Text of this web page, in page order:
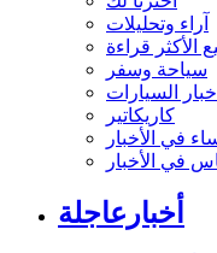
آراء وتحليلات
الأكثر قراءة
سياحة وسفر
أخبار السيارات
كاريكاتير
في الأخبار
في الأخبار
أخبارعاجلة